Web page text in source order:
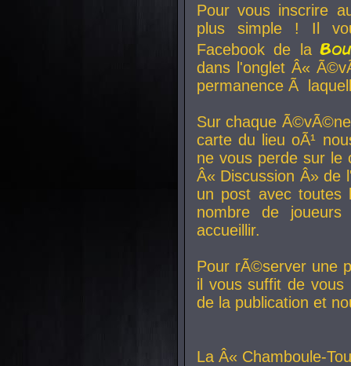
Pour vous inscrire
plus simple ! Il
Facebook de la
dans l'onglet Â«
permanence Ã
Sur chaque
carte du lieu oÃ¹
ne vous perde sur le
Â« Discussion Â» de
un post avec toutes
nombre de
accueillir.
Pour rÃ©server une
il vous suffit de vous
de la publication et
La Â« Chamboule-